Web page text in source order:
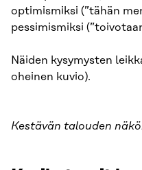
optimismiksi (”tähän
pessimismiksi
Näiden kysymysten
oheinen kuvio).
Kestävän talouden